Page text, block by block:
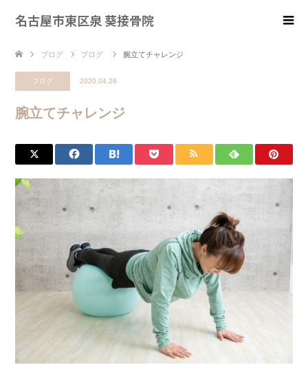
名古屋市東区泉 葵接骨院
ブログ ブログ 腕立てチャレンジ
ブログ 2020.04.28
腕立てチャレンジ